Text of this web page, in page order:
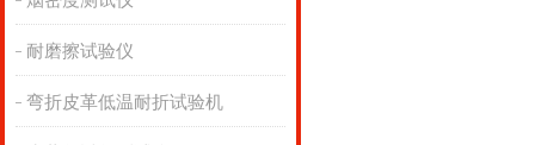
耐磨擦试验仪
弯折皮革低温耐折试验机